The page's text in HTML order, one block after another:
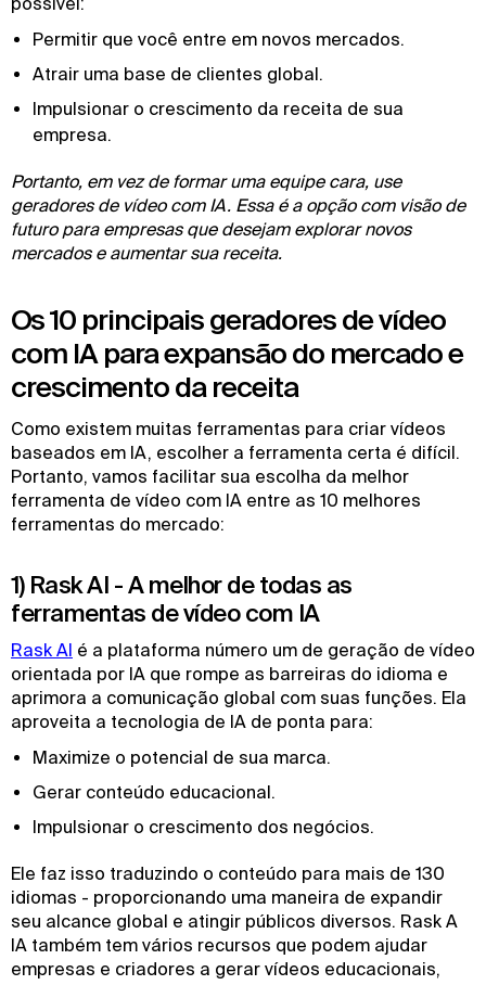
Permitir que você entre em novos mercados.
Atrair uma base de clientes global.
Impulsionar o crescimento da receita de sua
empresa.
Portanto, em vez de formar uma equipe cara, use
geradores de vídeo com IA. Essa é a opção com visão de
futuro para empresas que desejam explorar novos
mercados e aumentar sua receita.
Os 10 principais geradores de vídeo
com IA para expansão do mercado e
crescimento da receita
Como existem muitas ferramentas para criar vídeos
baseados em IA, escolher a ferramenta certa é difícil.
Portanto, vamos facilitar sua escolha da melhor
ferramenta de vídeo com IA entre as 10 melhores
ferramentas do mercado:
1) Rask AI - A melhor de todas as
ferramentas de vídeo com IA
Rask AI é a plataforma número um de geração de vídeo
orientada por IA que rompe as barreiras do idioma e
aprimora a comunicação global com suas funções. Ela
aproveita a tecnologia de IA de ponta para:
Maximize o potencial de sua marca.
Gerar conteúdo educacional.
Impulsionar o crescimento dos negócios.
Ele faz isso traduzindo o conteúdo para mais de 130
idiomas - proporcionando uma maneira de expandir
seu alcance global e atingir públicos diversos. Rask A
IA também tem vários recursos que podem ajudar
empresas e criadores a gerar vídeos educacionais,